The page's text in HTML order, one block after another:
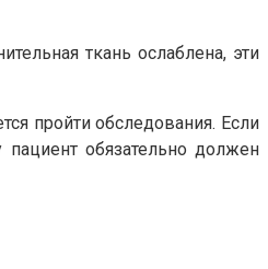
ткань ослаблена, эти
пройти обследования. Если
обязательно должен